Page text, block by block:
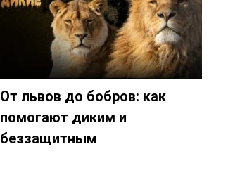
От львов до бобров: как
помогают диким и
беззащитным